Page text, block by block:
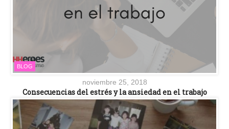
BLOG
noviembre 25, 2018
Consecuencias del estrés y la ansiedad en el trabajo